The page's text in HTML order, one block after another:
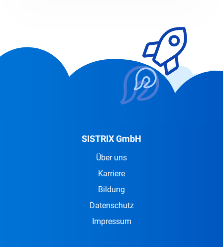
SISTRIX GmbH
Über uns
Karriere
Bildung
Datenschutz
Impressum